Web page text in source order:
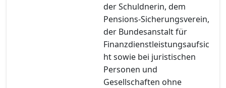
der Schuldnerin, dem
Pensions-Sicherungsverein,
der Bundesanstalt für
Finanzdienstleistungsaufsic
ht sowie bei juristischen
Personen und
Gesellschaften ohne